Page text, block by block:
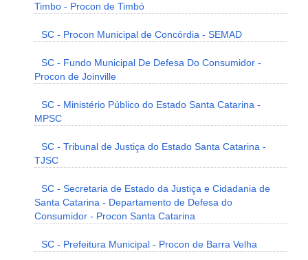
Timbo - Procon de Timbó
SC - Procon Municipal de Concórdia - SEMAD
SC - Fundo Municipal De Defesa Do Consumidor -
Procon de Joinville
SC - Ministério Público do Estado Santa Catarina -
MPSC
SC - Tribunal de Justiça do Estado Santa Catarina -
TJSC
SC - Secretaria de Estado da Justiça e Cidadania de
Santa Catarina - Departamento de Defesa do
Consumidor - Procon Santa Catarina
SC - Prefeitura Municipal - Procon de Barra Velha